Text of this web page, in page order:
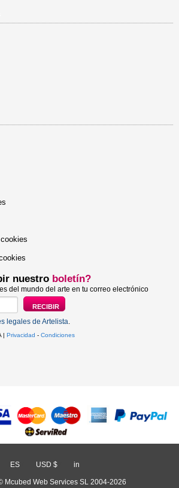
nuestro boletín?
del mundo del arte en tu correo electrónico
legales de Artelista
| Privacidad - Condiciones
ES USD $ in
Mcubed Web Services SL 2004-2026